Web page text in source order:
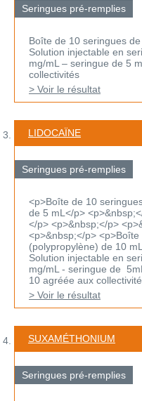
Seringues pré-remplies
Boîte de 10 seringues
Solution injectable en
mg/mL – seringue de 5
collectivités
> Voir le résultat
LIDOCAÏNE
Seringues pré-remplies
<p>Boîte de 10
de 5 mL</p>
</p> <p>&nbsp;</p>
<p>&nbsp;</p>
(polypropylène) de 10
Solution injectable en
mg/mL - seringue de
10 agréée aux
> Voir le résultat
SUXAMÉTHONIUM
Seringues pré-remplies